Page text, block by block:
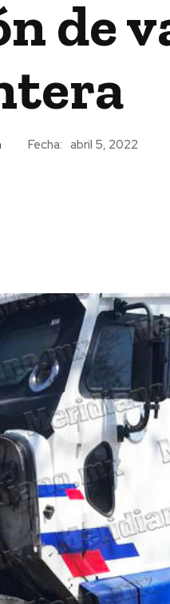
de
Fecha: abril 5, 2022